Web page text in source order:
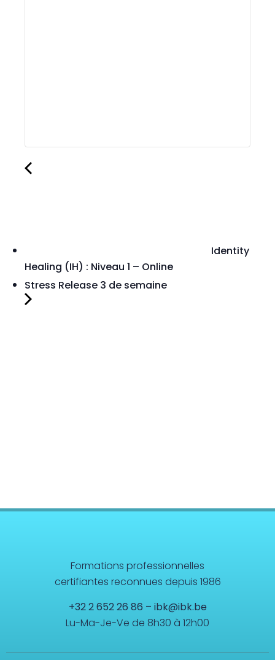
Identity
Healing (IH) : Niveau 1 – Online
Stress Release 3 de semaine
Formations professionnelles
certifiantes reconnues depuis 1986
+32 2 652 26 86 – ibk@ibk.be
Lu-Ma-Je-Ve de 8h30 à 12h00